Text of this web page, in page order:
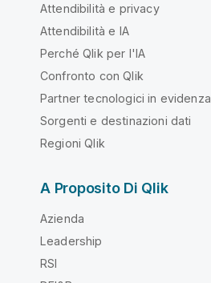
Attendibilità e privacy
Attendibilità e IA
Perché Qlik per l'IA
Confronto con Qlik
Partner tecnologici in evidenza
Sorgenti e destinazioni dati
Regioni Qlik
A Proposito Di Qlik
Azienda
Leadership
RSI